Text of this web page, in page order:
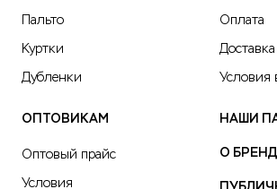
Пальто
Куртки
Дубленки
Оплата
Доставка
Условия
ОПТОВИКАМ
Оптовый прайс
Условия
НАШИ
О